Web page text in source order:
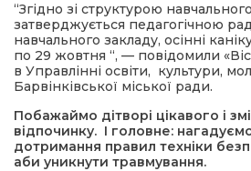
“Згідно зі структурою
затверджується педагогічною
навчального закладу, осінні
по 29 жовтня “, — повідомили
в Управлінні освіти, культури,
Барвінківської міської ради.
Побажаймо дітворі цікавого і
відпочинку. І головне:
дотримання правил техніки
аби уникнути травмування.